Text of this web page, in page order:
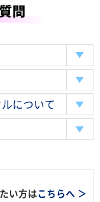
について
い方はこちらへ ＞